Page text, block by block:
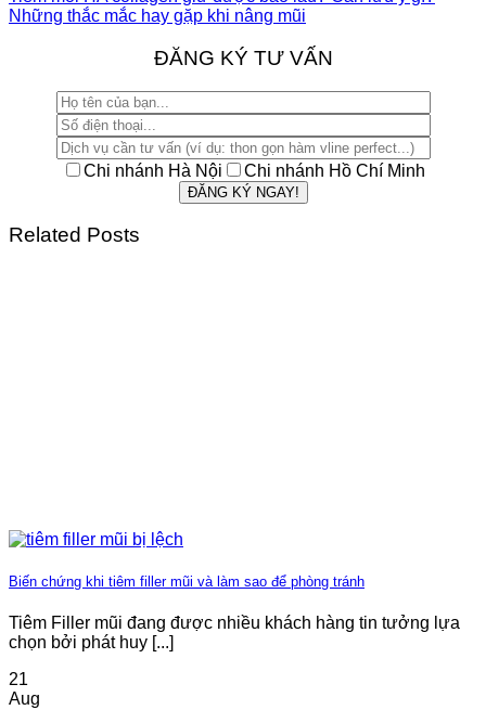
Những thắc mắc hay gặp khi nâng mũi
ĐĂNG KÝ TƯ VẤN
Chi nhánh Hà Nội Chi nhánh Hồ Chí Minh
Related Posts
Biến chứng khi tiêm filler mũi và làm sao để phòng tránh
Tiêm Filler mũi đang được nhiều khách hàng tin tưởng lựa
chọn bởi phát huy [...]
21
Aug